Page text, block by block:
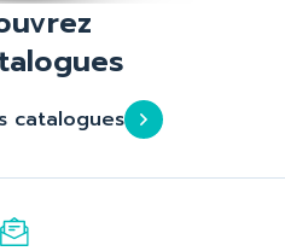
catalogues